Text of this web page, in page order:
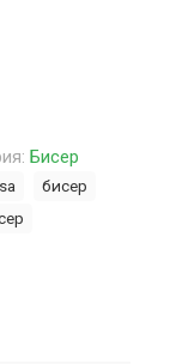
Бисер
бисер